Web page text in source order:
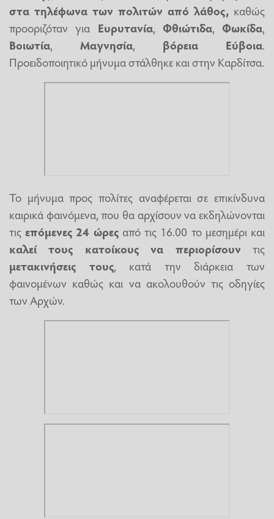
στα τηλέφωνα των πολιτών από λάθος, καθώς
προοριζόταν για Ευρυτανία, Φθιώτιδα, Φωκίδα,
Βοιωτία, Μαγνησία, βόρεια Εύβοια.
Προειδοποιητικό μήνυμα στάλθηκε και στην Καρδίτσα.
Το μήνυμα προς πολίτες αναφέρεται σε επικίνδυνα
καιρικά φαινόμενα, που θα αρχίσουν να εκδηλώνονται
τιςεπόμενες 24 ώρεςαπό τις 16.00 το μεσημέρι και
καλεί τους κατοίκους να περιορίσουν τις
μετακινήσεις
τους, κατά την διάρκεια των
φαινομένων καθώς και να ακολουθούν τις οδηγίες
των Αρχών.